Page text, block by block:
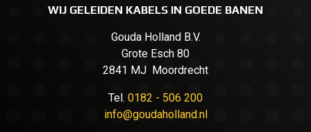
WIJ GELEIDEN KABELS IN GOEDE BANEN
Gouda Holland B.V.
Grote Esch 80
2841 MJ Moordrecht
Tel. 0182 - 506 200
info@goudaholland.nl